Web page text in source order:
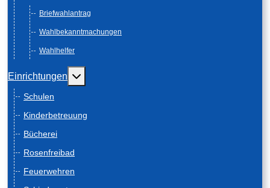
Briefwahlantrag
Wahlbekanntmachungen
Wahlhelfer
Einrichtungen Weitere Informationen: Einrichtungen
Schulen
Kinderbetreuung
Bücherei
Rosenfreibad
Feuerwehren